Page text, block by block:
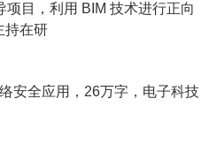
项目，利用 BIM 技术进行正向
持在研
安全应用， 26万字，电子科技